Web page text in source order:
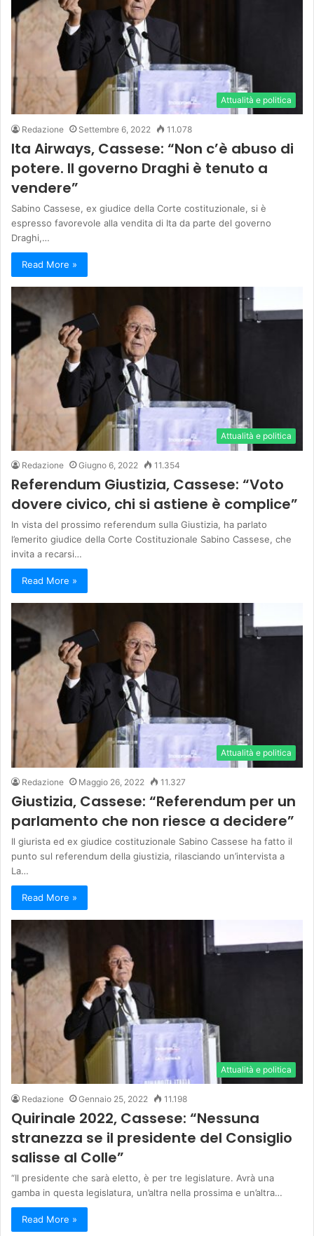
Attualità e politica
Redazione Settembre 6, 2022 11.078
Ita Airways, Cassese: “Non c’è abuso di
potere. Il governo Draghi è tenuto a
vendere”
Sabino Cassese, ex giudice della Corte costituzionale, si è
espresso favorevole alla vendita di Ita da parte del governo
Draghi,…
Read More »
Attualità e politica
Redazione Giugno 6, 2022 11.354
Referendum Giustizia, Cassese: “Voto
dovere civico, chi si astiene è complice”
In vista del prossimo referendum sulla Giustizia, ha parlato
l’emerito giudice della Corte Costituzionale Sabino Cassese, che
invita a recarsi…
Read More »
Attualità e politica
Redazione Maggio 26, 2022 11.327
Giustizia, Cassese: “Referendum per un
parlamento che non riesce a decidere”
Il giurista ed ex giudice costituzionale Sabino Cassese ha fatto il
punto sul referendum della giustizia, rilasciando un’intervista a
La…
Read More »
Attualità e politica
Redazione Gennaio 25, 2022 11.198
Quirinale 2022, Cassese: “Nessuna
stranezza se il presidente del Consiglio
salisse al Colle”
“Il presidente che sarà eletto, è per tre legislature. Avrà una
gamba in questa legislatura, un’altra nella prossima e un’altra…
Read More »